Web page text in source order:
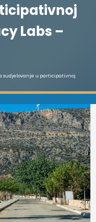
Labs –
sudjelovanje u participativnoj